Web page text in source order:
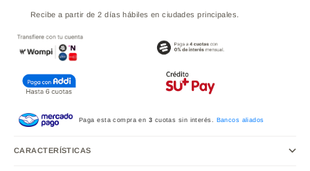
Recibe a partir de 2 días hábiles en ciudades principales.
Paga esta compra en 3 cuotas sin interés. Bancos aliados
CARACTERÍSTICAS